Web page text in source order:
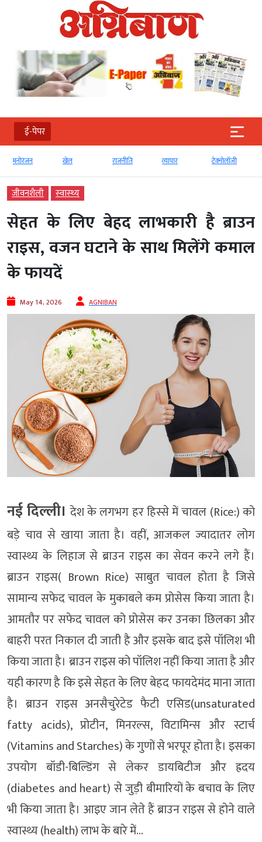
ई-पेपर
मनोरंजन खेल राजनीति व्‍यापार टेक्‍नोलॉजी
जीवनशैली स्‍वास्‍थ्‍य
सेहत के लिए बेहद लाभकारी है ब्राउन
राइस, वजन घटाने के साथ मिलेंगे कमाल
के फायदें
May 14, 2026 AGNIBAN
नई दिल्ली। देश के लगभग हर हिस्से में चावल (Rice:) को
बड़े चाव से खाया जाता है। वहीं, आजकल ज्यादातर लोग
स्वास्थ्य के लिहाज से ब्राउन राइस का सेवन करने लगे हैं।
ब्राउन राइस( Brown Rice) साबुत चावल होता है जिसे
सामान्य सफेद चावल के मुकाबले कम प्रोसेस किया जाता है।
आमतौर पर सफेद चावल को प्रोसेस कर उनका छिलका और
बाहरी परत निकाल दी जाती है और इसके बाद इसे पॉलिश भी
किया जाता है। ब्राउन राइस को पॉलिश नहीं किया जाता है और
यही कारण है कि इसे सेहत के लिए बेहद फायदेमंद माना जाता
है। ब्राउन राइस अनसैचुरेटेड फैटी एसिड(unsaturated
fatty acids), प्रोटीन, मिनरल्स, विटामिन्स और स्टार्च
(Vitamins and Starches) के गुणों से भरपूर होता है। इसका
उपयोग बॉडी-बिल्डिंग से लेकर डायबिटीज और ह्रदय
(diabetes and heart) से जुड़ी बीमारियों के बचाव के लिए
भी किया जाता है। आइए जान लेते हैं ब्राउन राइस से होने वाले
स्वास्थ्य (health) लाभ के बारे में…